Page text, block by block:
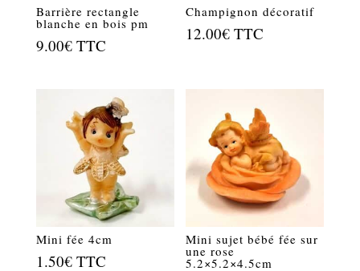
Barrière rectangle
blanche en bois pm
9.00€ TTC
Champignon décoratif
12.00€ TTC
Mini fée 4cm
1.50€ TTC
Mini sujet bébé fée sur
une rose
5.2×5.2×4.5cm